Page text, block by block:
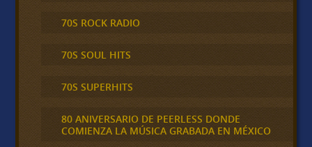
70S ROCK RADIO
70S SOUL HITS
70S SUPERHITS
80 ANIVERSARIO DE PEERLESS DONDE
COMIENZA LA MÚSICA GRABADA EN MÉXICO